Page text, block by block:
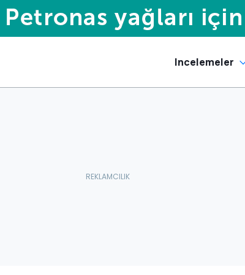
Incelemeler